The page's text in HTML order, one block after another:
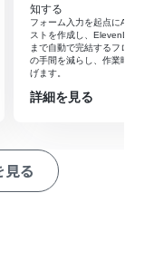
ャンネルにメッセ
成された要約を指定
アクション、「オ
で処理を行うアク
ルダを監視する
が含まれるメール
。
知する
フォーム入力を起点に
ストを作成し、
まで自動で完結するフロー
の手間を減らし、作業時間
げます。
詳細を見る
見る